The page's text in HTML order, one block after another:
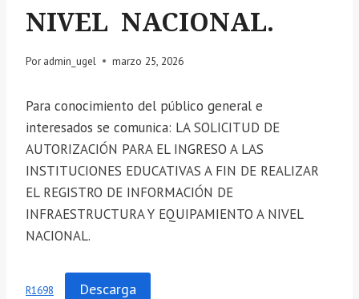
NIVEL NACIONAL.
Por admin_ugel marzo 25, 2026
Para conocimiento del público general e
interesados se comunica: LA SOLICITUD DE
AUTORIZACIÓN PARA EL INGRESO A LAS
INSTITUCIONES EDUCATIVAS A FIN DE REALIZAR
EL REGISTRO DE INFORMACIÓN DE
INFRAESTRUCTURA Y EQUIPAMIENTO A NIVEL
NACIONAL.
R1698 Descarga